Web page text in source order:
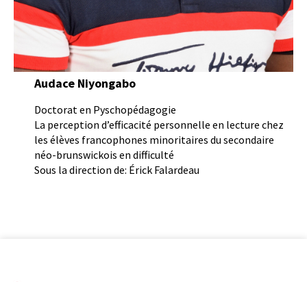
Audace Niyongabo
Doctorat en Pyschopédagogie
La perception d’efficacité personnelle en lecture chez
les élèves francophones minoritaires du secondaire
néo-brunswickois en difficulté
Sous la direction de: Érick Falardeau